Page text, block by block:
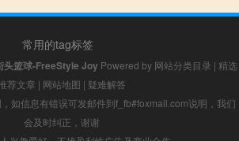
常用的tag标签
头篮球-FreeStyle Joy Powered by 网站分类目录 | 精选
荐文章 | 网站地图 | 疑难解答
如信息有错误可发邮件到f_fb#foxmail.com说明，我们
会及时纠正，谢谢